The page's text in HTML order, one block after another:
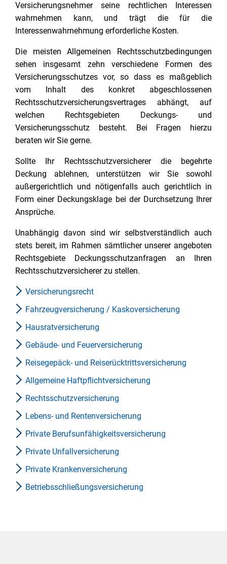
Versicherungsnehmer seine rechtlichen Interessen
wahrnehmen kann, und trägt die für die
Interessenwahrnehmung erforderliche Kosten.
Die meisten Allgemeinen Rechtsschutzbedingungen
sehen insgesamt zehn verschiedene Formen des
Versicherungsschutzes vor, so dass es maßgeblich
vom Inhalt des konkret abgeschlossenen
Rechtsschutzversicherungsvertrages abhängt, auf
welchen Rechtsgebieten Deckungs- und
Versicherungsschutz besteht. Bei Fragen hierzu
beraten wir Sie gerne.
Sollte Ihr Rechtsschutzversicherer die begehrte
Deckung ablehnen, unterstützen wir Sie sowohl
außergerichtlich und nötigenfalls auch gerichtlich in
Form einer Deckungsklage bei der Durchsetzung Ihrer
Ansprüche.
Unabhängig davon sind wir selbstverständlich auch
stets bereit, im Rahmen sämtlicher unserer angeboten
Rechtsgebiete Deckungsschutzanfragen an Ihren
Rechtsschutzversicherer zu stellen.
Versicherungsrecht
Fahrzeugversicherung / Kaskoversicherung
Hausratversicherung
Gebäude- und Feuerversicherung
Reisegepäck- und Reiserücktrittsversicherung
Allgemeine Haftpflichtversicherung
Rechtsschutzversicherung
Lebens- und Rentenversicherung
Private Berufsunfähigkeitsversicherung
Private Unfallversicherung
Private Krankenversicherung
Betriebsschließungsversicherung